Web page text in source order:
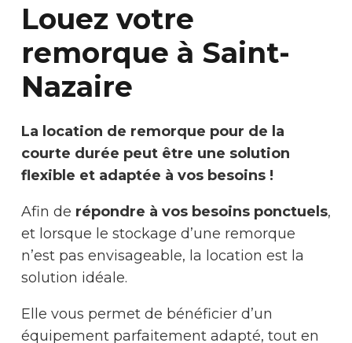
Louez votre
remorque à Saint-
Nazaire
La location de remorque pour de la
courte durée peut être une solution
flexible et adaptée à vos besoins !
Afin de répondre à vos besoins ponctuels,
et lorsque le stockage d’une remorque
n’est pas envisageable, la location est la
solution idéale.
Elle vous permet de bénéficier d’un
équipement parfaitement adapté, tout en